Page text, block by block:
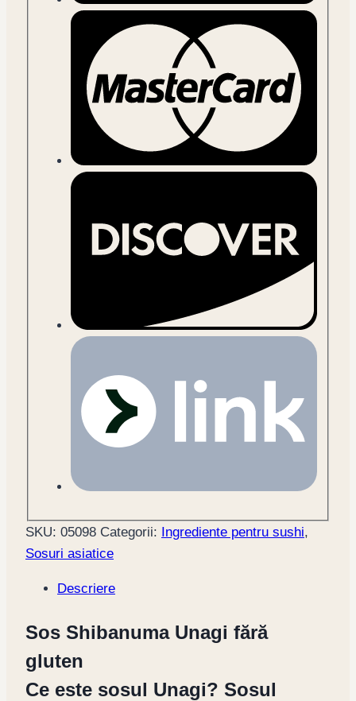
SKU: 05098 Categorii: Ingrediente pentru sushi,
Sosuri asiatice
Descriere
Sos Shibanuma Unagi fără
gluten
Ce este sosul Unagi? Sosul